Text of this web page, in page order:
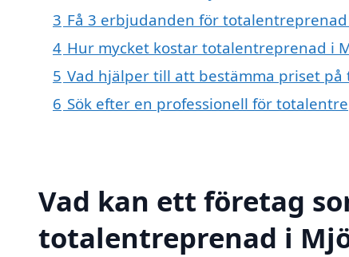
3 Få 3 erbjudanden för
4 Hur mycket kostar totalentreprenad i
5 Vad hjälper till att bestämma priset
6 Sök efter en professionell för
Vad kan ett företag
totalentreprenad i